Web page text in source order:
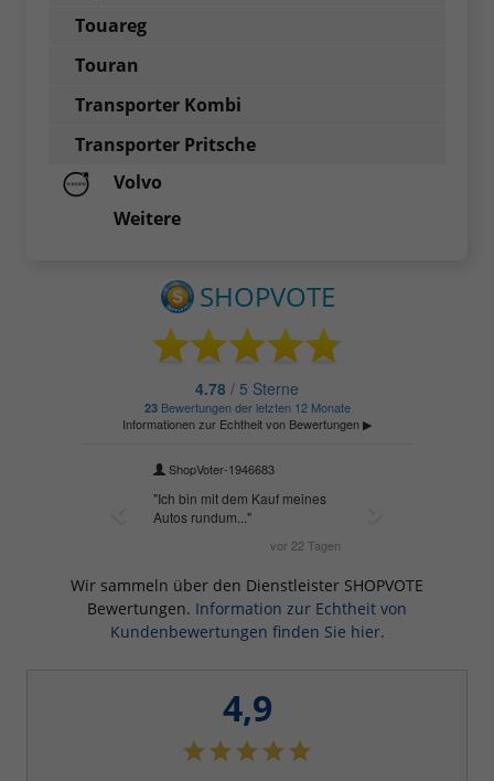
Touareg
Touran
Transporter Kombi
Transporter Pritsche
Volvo
Weitere
Wir sammeln über den Dienstleister SHOPVOTE
Bewertungen. Information zur Echtheit von
Kundenbewertungen finden Sie hier.
4,9